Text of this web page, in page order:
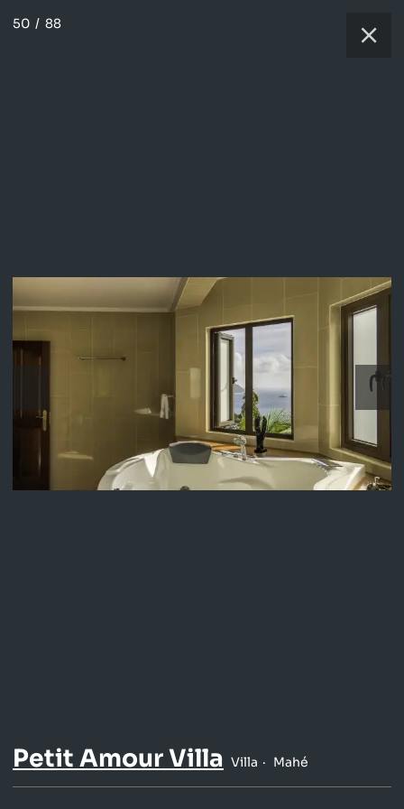
50 / 88
Petit Amour Villa Villa Mahé